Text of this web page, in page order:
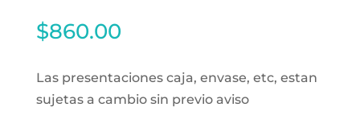
$860.00
Las presentaciones caja, envase, etc, estan
sujetas a cambio sin previo aviso